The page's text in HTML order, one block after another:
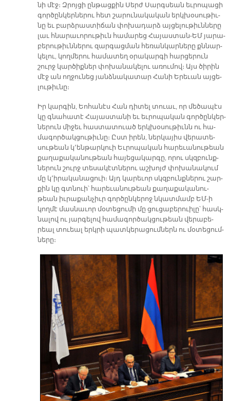
նի մէջ։ Զրոյ­ցի ըն­թաց­քին Սերժ Սարգ­սեան եւ­րո­պա­ցի
գոր­ծըն­կեր­նե­րու հետ շա­րու­նա­կա­կան երկ­խօ­սու­թիւ­
նը եւ բարձ­րաս­տի­ճան փո­խա­դարձ այ­ցե­լու­թիւն­նե­րը
լաւ հնա­րա­ւո­րու­թիւն հա­մա­րեց Հա­յաս­տան-ԵՄ յա­րա­
բե­րու­թիւն­նե­րու զար­գաց­ման հե­ռան­կար­նե­րը քննար­
կե­լու, կող­մե­րու հա­մա­տեղ օ­րա­կար­գի հար­ցե­րուն
շուրջ կար­ծիք­ներ փո­խա­նա­կե­լու ա­ռու­մով։ Այս ծի­րին
մէջ ան ող­ջու­նեց յանձ­նա­կա­տար Հա­նի Ե­րե­ւան այ­ցե­
լու­թիւ­նը։
Իր կար­գին, Եո­հա­նէս Հան դի­տել տուաւ, որ մե­ծա­պէս
կը գնա­հա­տէ Հա­յաս­տա­նի եւ եւ­րո­պա­կան գոր­ծըն­կեր­
նե­րուն մի­ջեւ հաս­տա­տուած երկ­խօ­սու­թիւնն ու հա­
մա­գոր­ծակ­ցու­թիւ­նը։ Ըստ ի­րեն, ներ­կա­յիս վե­րա­տե­
սու­թեան կ՚են­թար­կուի Եւ­րո­պա­կան հա­րե­ւա­նու­թեան
քա­ղա­քա­կա­նու­թեան հա­յե­ցա­կար­գը, ո­րու սկզբունք­
նե­րուն շուրջ տե­սա­կէտ­նե­րու աշ­խոյժ փո­խա­նա­կում
մը կ՚ի­րա­կա­նա­ցուի։ Այդ կա­րե­ւոր սկզբունք­նե­րու շար­
քին կը գտնուի՝ հա­րե­ւա­նու­թեան քա­ղա­քա­կա­նու­
թեան իւ­րա­քան­չիւր գոր­ծըն­կե­րոջ նկատ­մամբ ԵՄ-ի
կող­մէ մաս­նա­ւոր մօ­տե­ցու­մի մը ցու­ցա­բե­րուի­լը՝ հասկ­
նա­լով ու յար­գե­լով հա­մա­գոր­ծակ­ցու­թեան վե­րա­բե­
րեալ տուեալ երկ­րի պատ­կե­րա­ցում­ներն ու մօ­տե­ցում­
նե­րը։